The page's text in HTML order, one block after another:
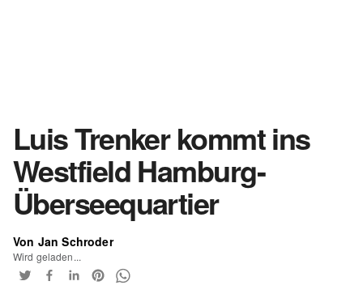
Luis Trenker kommt ins
Westfield Hamburg-
Überseequartier
Von Jan Schroder
Wird geladen...